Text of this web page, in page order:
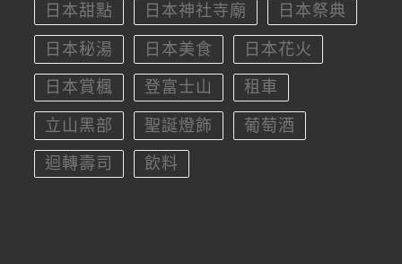
日本甜點 日本神社寺廟 日本祭典
日本秘湯 日本美食 日本花火
日本賞楓 登富士山 租車
立山黑部 聖誕燈飾 葡萄酒
迴轉壽司 飲料